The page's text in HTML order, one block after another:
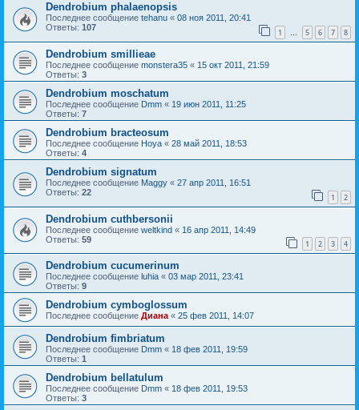
Dendrobium phalaenopsis
Последнее сообщение tehanu « 08 ноя 2011, 20:41
Ответы: 107 1 … 5 6 7 8
Dendrobium smillieae
Последнее сообщение monstera35 « 15 окт 2011, 21:59
Ответы: 3
Dendrobium moschatum
Последнее сообщение Dmm « 19 июн 2011, 11:25
Ответы: 7
Dendrobium bracteosum
Последнее сообщение Hoya « 28 май 2011, 18:53
Ответы: 4
Dendrobium signatum
Последнее сообщение Maggy « 27 апр 2011, 16:51
Ответы: 22 1 2
Dendrobium cuthbersonii
Последнее сообщение weltkind « 16 апр 2011, 14:49
Ответы: 59 1 2 3 4
Dendrobium cucumerinum
Последнее сообщение luhia « 03 мар 2011, 23:41
Ответы: 9
Dendrobium cymboglossum
Последнее сообщение Диана « 25 фев 2011, 14:07
Dendrobium fimbriatum
Последнее сообщение Dmm « 18 фев 2011, 19:59
Ответы: 1
Dendrobium bellatulum
Последнее сообщение Dmm « 18 фев 2011, 19:53
Ответы: 3